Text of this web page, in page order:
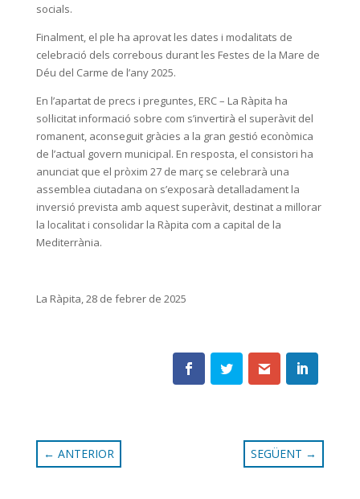
socials.
Finalment, el ple ha aprovat les dates i modalitats de
celebració dels correbous durant les Festes de la Mare de
Déu del Carme de l’any 2025.
En l’apartat de precs i preguntes, ERC – La Ràpita ha
sol·licitat informació sobre com s’invertirà el superàvit del
romanent, aconseguit gràcies a la gran gestió econòmica
de l’actual govern municipal. En resposta, el consistori ha
anunciat que el pròxim 27 de març se celebrarà una
assemblea ciutadana on s’exposarà detalladament la
inversió prevista amb aquest superàvit, destinat a millorar
la localitat i consolidar la Ràpita com a capital de la
Mediterrània.
La Ràpita, 28 de febrer de 2025
← ANTERIOR SEGÜENT →